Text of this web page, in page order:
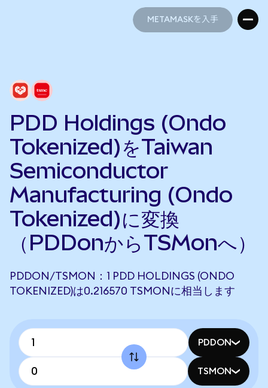
METAMASKを入手
PDD Holdings (Ondo
Tokenized)をTaiwan
Semiconductor
Manufacturing (Ondo
Tokenized)に変換
（PDDonからTSMonへ）
PDDON/TSMON：1 PDD HOLDINGS (ONDO
TOKENIZED)は0.216570 TSMONに相当します
PDDON
TSMON